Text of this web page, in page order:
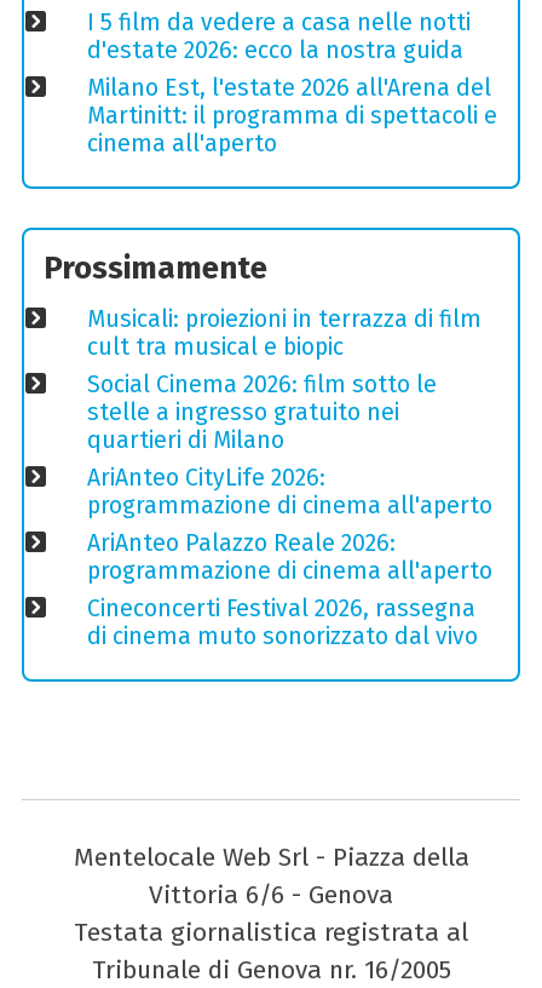
I 5 film da vedere a casa nelle notti
d'estate 2026: ecco la nostra guida
Milano Est, l'estate 2026 all'Arena del
Martinitt: il programma di spettacoli e
cinema all'aperto
Prossimamente
Musicali: proiezioni in terrazza di film
cult tra musical e biopic
Social Cinema 2026: film sotto le
stelle a ingresso gratuito nei
quartieri di Milano
AriAnteo CityLife 2026:
programmazione di cinema all'aperto
AriAnteo Palazzo Reale 2026:
programmazione di cinema all'aperto
Cineconcerti Festival 2026, rassegna
di cinema muto sonorizzato dal vivo
Mentelocale Web Srl - Piazza della
Vittoria 6/6 - Genova
Testata giornalistica registrata al
Tribunale di Genova nr. 16/2005